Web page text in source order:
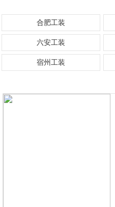
合肥工装
六安工装
宿州工装